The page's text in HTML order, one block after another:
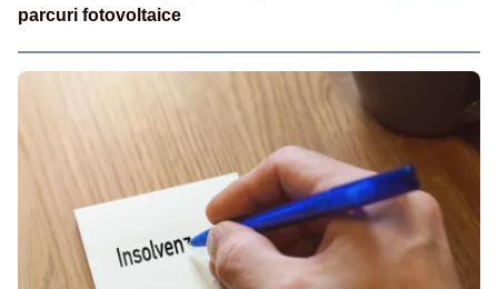
parcuri fotovoltaice